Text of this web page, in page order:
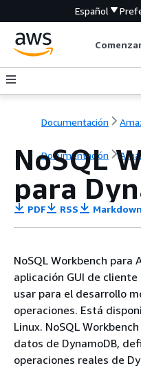
Español
Documentación
Documentación
NoSQL
para
PDF RSS Markdown
NoSQL Workbench para
aplicación GUI de
usar para el desarrollo
operaciones. Está
Linux. NoSQL
datos de DynamoDB,
operaciones reales de